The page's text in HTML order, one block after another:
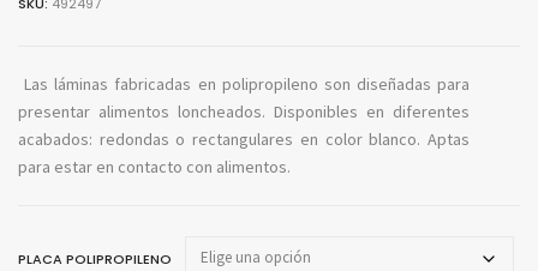
Las láminas fabricadas en polipropileno son diseñadas para
presentar alimentos loncheados. Disponibles en diferentes
acabados: redondas o rectangulares en color blanco. Aptas
para estar en contacto con alimentos.
PLACA POLIPROPILENO